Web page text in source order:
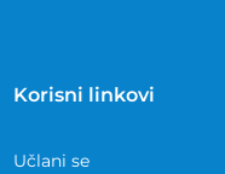
Korisni linkovi
Učlani se